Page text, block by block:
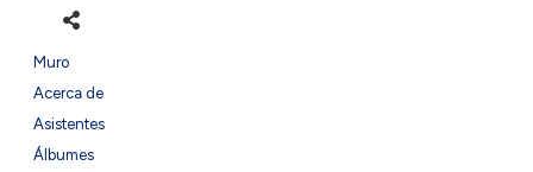
Muro
Acerca de
Asistentes
Álbumes